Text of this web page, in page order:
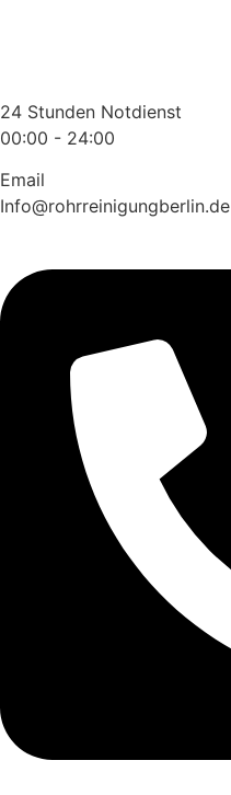
24 Stunden Notdienst
00:00 - 24:00
Email
Info@rohrreinigungberlin.de